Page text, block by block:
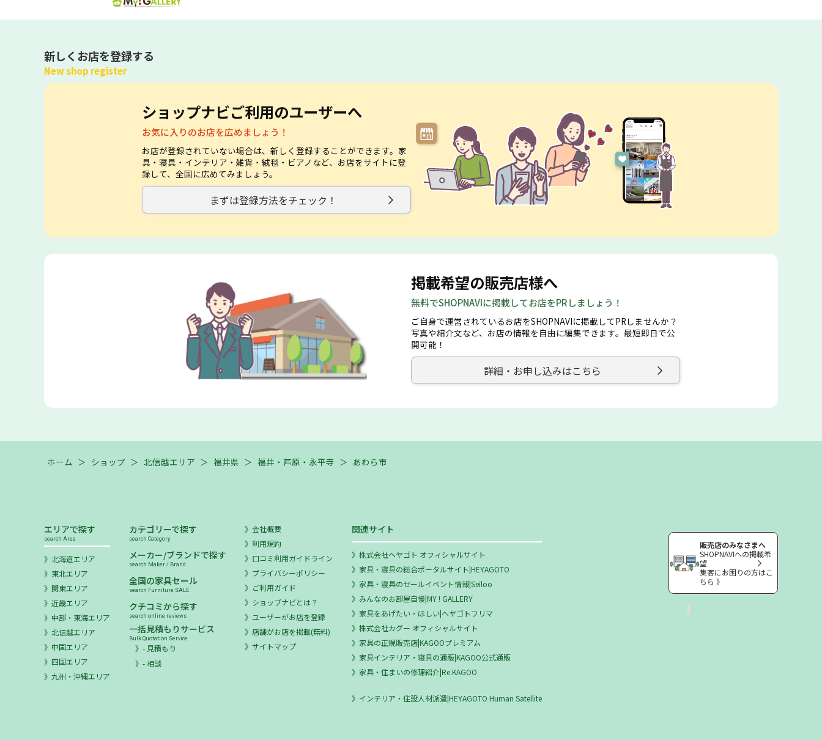
新しくお店を登録する
New shop register
ショップナビご利用のユーザーへ
お気に入りのお店を広めましょう！
お店が登録されていない場合は、新しく登録することができます。家
具・寝具・インテリア・雑貨・絨毯・ビアノなど、お店をサイトに登
録して、全国に広めてみましょう。
まずは登録方法をチェック！
掲載希望の販売店様へ
無料でSHOPNAVIに掲載してお店をPRしましょう！
ご自身で運営されているお店をSHOPNAVIに掲載してPRしませんか？
写真や紹介文など、お店の情報を自由に編集できます。最短即日で公
開可能！
詳細・お申し込みはこちら
ホーム ＞ ショップ ＞ 北信越エリア ＞ 福井県 ＞ 福井・芦原・永平寺 ＞ あわら市
エリアで探す
search Area
北海道エリア
東北エリア
関東エリア
近畿エリア
中部・東海エリア
北信越エリア
中国エリア
四国エリア
九州・沖縄エリア
カテゴリーで探す
search Category
メーカー/ブランドで探す
search Maker / Brand
全国の家具セール
search Furniture SALE
クチコミから探す
search online reviews
一括見積もりサービス
Bulk Quotation Service
- 見積もり
- 相談
会社概要
利用規約
口コミ利用ガイドライン
プライバシーポリシー
ご利用ガイド
ショップナビとは？
ユーザーがお店を登録
店舗がお店を掲載(無料)
サイトマップ
関連サイト
株式会社ヘヤゴト オフィシャルサイト
家具・寝具の総合ポータルサイト|HEYAGOTO
家具・寝具のセールイベント情報|Seiloo
みんなのお部屋自慢|MY ! GALLERY
家具をあげたい・ほしい|ヘヤゴトフリマ
株式会社カグー オフィシャルサイト
家具の正規販売店|KAGOOプレミアム
家具インテリア・寝具の通販|KAGOO公式通販
家具・住まいの修理紹介|Re.KAGOO
インテリア・住設人材派遣|HEYAGOTO Human Satellite
販売店のみなさまへ
SHOPNAVIへの掲載希
望
集客にお困りの方はこ
ちら 》